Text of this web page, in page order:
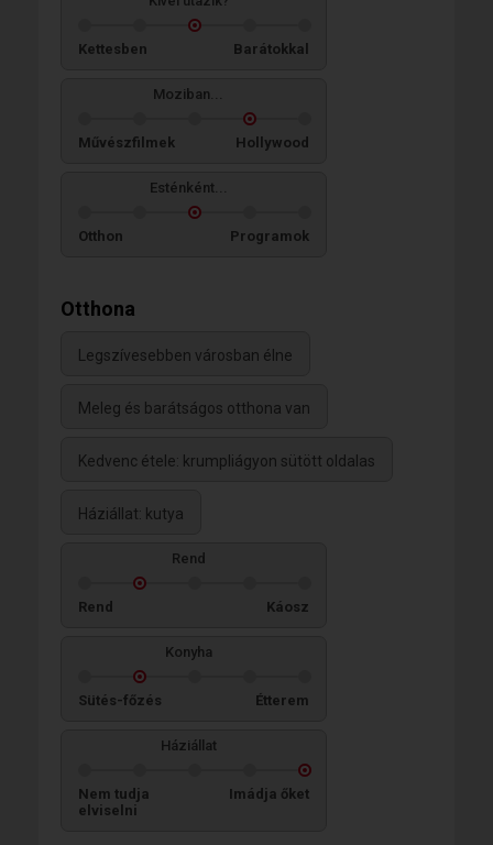
Kettesben Barátokkal
Moziban...
Művészfilmek Hollywood
Esténként...
Otthon Programok
Otthona
Legszívesebben városban élne
Meleg és barátságos otthona van
Kedvenc étele: krumpliágyon sütött oldalas
Háziállat: kutya
Rend
Rend Káosz
Konyha
Sütés-főzés Étterem
Háziállat
Nem tudja
elviselni
Imádja őket